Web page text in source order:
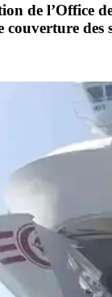
de l’Office
des